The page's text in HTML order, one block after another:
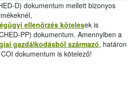
D) dokumentum mellett bizonyos
ellenőrzés kötelesek is
PP) dokumentum. Amennyiben a
gazdálkodásból származó, határon
dokumentum is kötelező!